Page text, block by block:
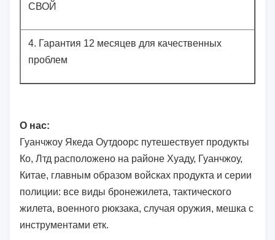
СВОЙ
4. Гарантия 12 месяцев для качественных
проблем
О нас:
Гуанчжоу Якеда Оутдоорс путешествует продукты
Ко, Лтд расположено на районе Хуаду, Гуанчжоу,
Китае, главным образом войсках продукта и серии
полиции: все виды бронежилета, тактического
жилета, военного рюкзака, случая оружия, мешка с
инструментами етк.